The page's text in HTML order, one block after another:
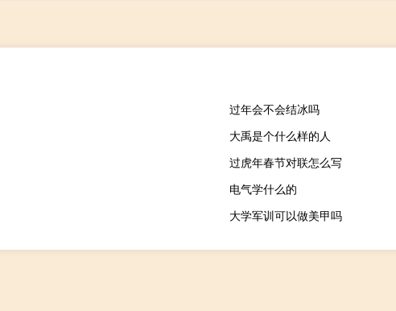
过年会不会结冰吗
大禹是个什么样的人
过虎年春节对联怎么写
电气学什么的
大学军训可以做美甲吗